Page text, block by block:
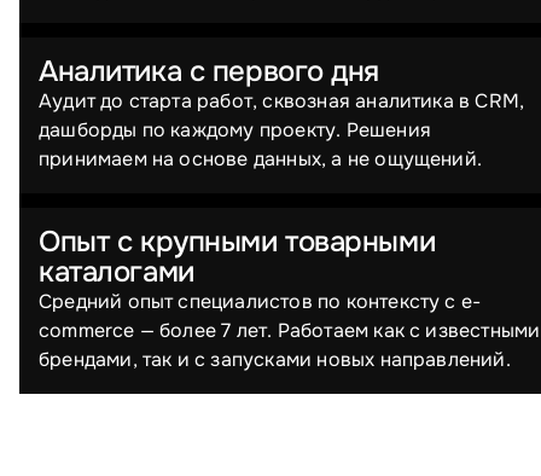
Аналитика с первого дня
Аудит до старта работ, сквозная аналитика в CRM,
дашборды по каждому проекту. Решения
принимаем на основе данных, а не ощущений.
Опыт с крупными товарными
каталогами
Средний опыт специалистов по контексту с e-
commerce — более 7 лет. Работаем как с известными
брендами, так и с запусками новых направлений.